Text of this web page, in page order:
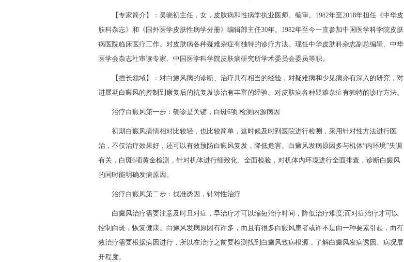
【专家简介】：吴晓初主任，女，皮肤病和性病学执业医师、编审。1982年至2018年担任《中华皮
肤科杂志》和《国外医学皮肤性病学分册》编辑部主任30年。1982年至今一直参加中国医学科学院皮肤
病医院临床医疗工作。对皮肤病各种疑难杂症有独特的诊疗方法。现任中华皮肤科杂志副总编辑、中华
医学会杂志社审读专家、中国医学科学院皮肤病研究所学术委员会委员等职。
【擅长领域】：对白癜风病的诊断、治疗具有相当的经验，对疑难病和少见病亦有深入的研究，对
进展期白癜风的控制到康复后的抗复发诊治有丰富的经验。对皮肤病各种疑难杂症有独特的诊疗方法。
治疗白癜风第一步：确诊是关键，白斑6项 检测内源病因
初期白癜风病情相对比较轻，也比较简单，这时候及时到医院进行检测，采用针对性方法进行医
治，不仅治疗效果好，还可以有效预防白癜风复发，降低危害。白癜风发病原因多与机体“内环境”失调
有关，白斑6项黄金检测，针对机体进行细致化、全面检验，对机体内环境进行全面排查，诊断白癜风
的同时能明确发病原因。
治疗白癜风第二步：找准诱因，针对性治疗
白癜风治疗需要注意及时且对症，早治疗才可以缩短治疗时间，降低治疗难度;而对症治疗才可以
控制白斑，恢复健康。白癜风发病原因有许多，而且有很多白癜风患者或许不是由一种要素引起，而有
效治疗需要根据病因进行，所以在治疗之前要检测找到白癜风致病根源，了解白癜风发病诱因、病况展
开程度。